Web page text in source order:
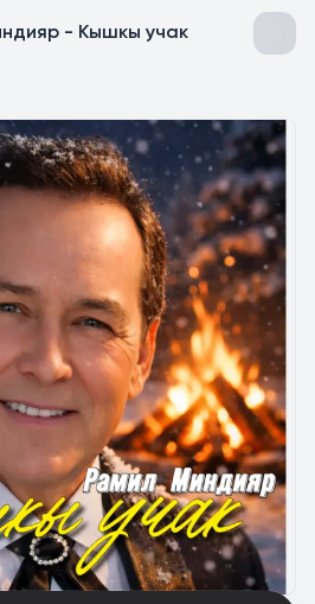
- Кышкы учак